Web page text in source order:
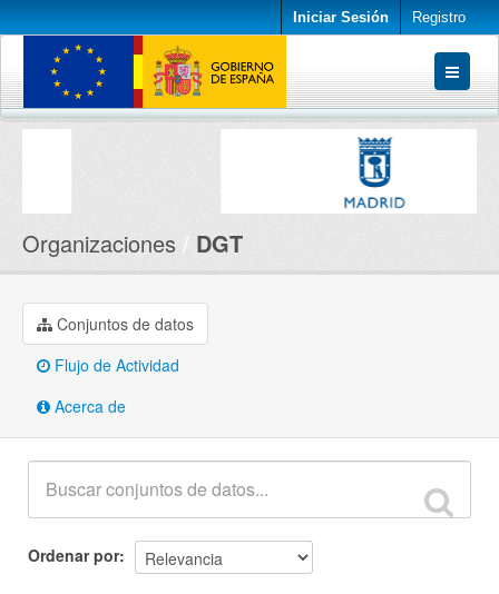
Iniciar Sesión Registro
Conjuntos de datos
Organizaciones DGT
Conjuntos de datos
Flujo de Actividad
Acerca de
Ordenar por